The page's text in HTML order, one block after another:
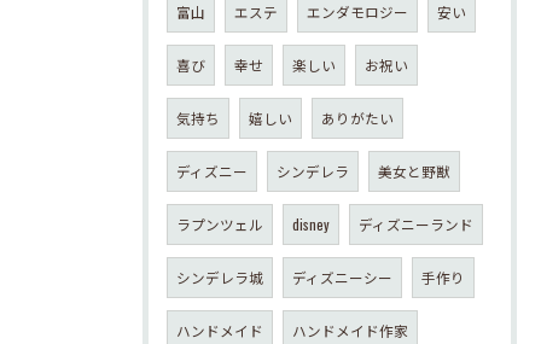
富山 エステ エンダモロジー 安い
喜び 幸せ 楽しい お祝い
気持ち 嬉しい ありがたい
ディズニー シンデレラ 美女と野獣
ラプンツェル disney ディズニーランド
シンデレラ城 ディズニーシー 手作り
ハンドメイド ハンドメイド作家